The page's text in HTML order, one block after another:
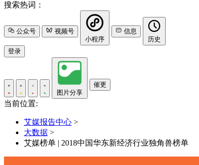
搜索热词：
公众号
视频号
小程序
信息
历史
登录
图片分享
催更
当前位置:
艾媒报告中心 >
大数据 >
艾媒榜单 | 2018中国华东新经济行业独角兽榜单